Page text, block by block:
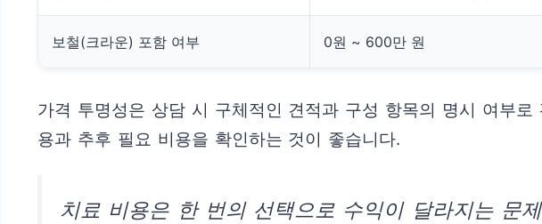
보철(크라운) 포함 여부 0원 ~ 600만 원
가격 투명성은 상담 시 구체적인 견적과 구성 항목의 명시 여부
용과 추후 필요 비용을 확인하는 것이 좋습니다.
치료 비용은 한 번의 선택으로 수익이 달라지는 문